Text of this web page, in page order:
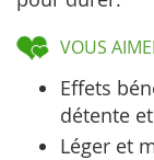
VOUS
Effets
détente
Léger et